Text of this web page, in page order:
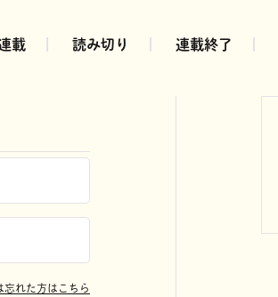
載 読み切り 連載終了
忘れた方はこちら